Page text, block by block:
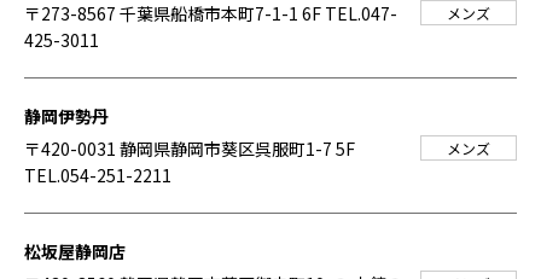
〒273-8567 千葉県船橋市本町7-1-1 6F TEL.047-
425-3011
メンズ
静岡伊勢丹
〒420-0031 静岡県静岡市葵区呉服町1-7 5F
TEL.054-251-2211
メンズ
松坂屋静岡店